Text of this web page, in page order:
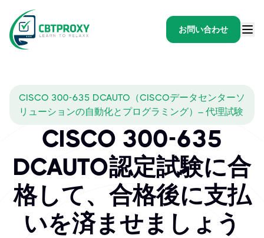
お問い合わせ
CISCO 300-635 DCAUTO（CISCOデータセンターソ
リューションの自動化とプログラミング）– 代理試験
CISCO 300-635
DCAUTO認定試験に合
格して、合格後に支払
いを済ませましょう